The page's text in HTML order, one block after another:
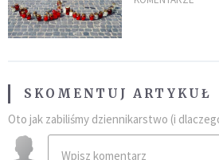
SKOMENTUJ ARTYKUŁ
Oto jak zabiliśmy dziennikarstwo (i